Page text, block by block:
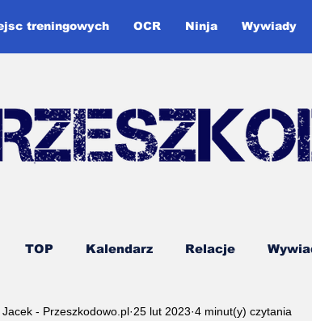
treningowych OCR Ninja Wywiady
TOP Kalendarz Relacje
Runmageddon Śląska Liga OCR
Jacek - Przeszkodowo.pl 25 lut 2023 4 minut(y) czytania